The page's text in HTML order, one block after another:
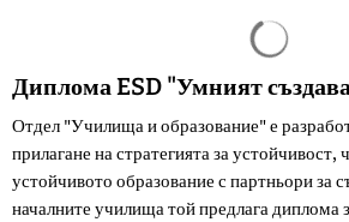
Диплома ESD "Умният
Отдел "Училища и образование" е
прилагане на стратегията за устойчивост,
устойчивото образование с партньори за
началните училища той предлага диплома